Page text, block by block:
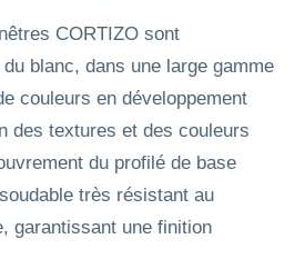
CORTIZO sont
blanc, dans une large gamme
couleurs en développement
des textures et des couleurs
du profilé de base
très résistant au
garantissant une finition